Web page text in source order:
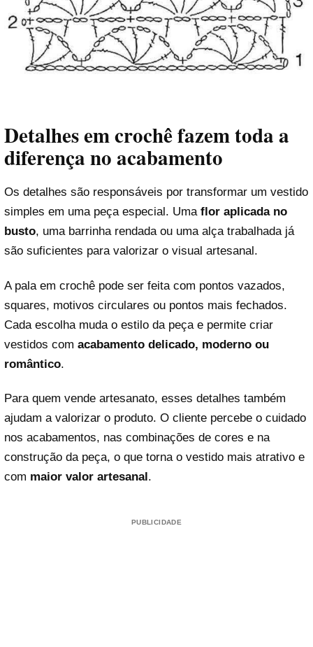
Detalhes em crochê fazem toda a
diferença no acabamento
Os detalhes são responsáveis por transformar um vestido
simples em uma peça especial. Uma flor aplicada no
busto, uma barrinha rendada ou uma alça trabalhada já
são suficientes para valorizar o visual artesanal.
A pala em crochê pode ser feita com pontos vazados,
squares, motivos circulares ou pontos mais fechados.
Cada escolha muda o estilo da peça e permite criar
vestidos com acabamento delicado, moderno ou
romântico.
Para quem vende artesanato, esses detalhes também
ajudam a valorizar o produto. O cliente percebe o cuidado
nos acabamentos, nas combinações de cores e na
construção da peça, o que torna o vestido mais atrativo e
com maior valor artesanal.
PUBLICIDADE